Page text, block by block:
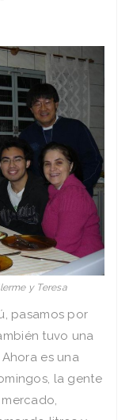
y Teresa
pasamos por
tuvo una
es una
la gente